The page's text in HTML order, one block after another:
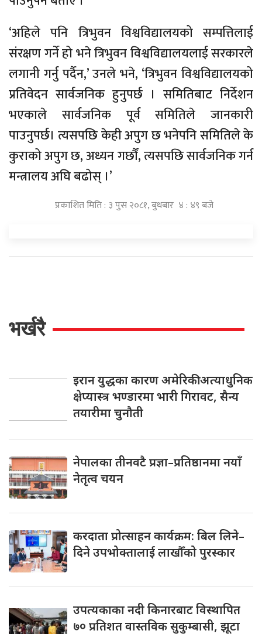
‘अहिले पनि त्रिभुवन विश्वविद्यालयको सम्पत्तिलाई
संरक्षण गर्ने हो भने त्रिभुवन विश्वविद्यालयलाई सरकारले
लगानी गर्नु पर्दैन,’ उनले भने, ‘त्रिभुवन विश्वविद्यालयको
प्रतिवेदन सार्वजनिक हुनुपर्छ । समितिबाट निर्देशन
भएकाले सार्वजनिक पूर्व समितिले जानकारी
पाउनुपर्छ। त्यसपछि केही अपुग छ भनेपनि समितिले के
कुराको अपुग छ, अध्यन गर्छौं, त्यसपछि सार्वजनिक गर्न
मन्त्रालय अघि बढोस् ।’
प्रकाशित मिति : ३ पुस २०८१, बुधबार ४ : ४९ बजे
भर्खरै
इरान युद्धका कारण अमेरिकी अत्याधुनिक
क्षेप्यास्त्र भण्डारमा भारी गिरावट, सैन्य
तयारीमा चुनौती
नेपालका तीनवटै प्रज्ञा–प्रतिष्ठानमा नयाँ
नेतृत्व चयन
करदाता प्रोत्साहन कार्यक्रम: बिल लिने–
दिने उपभोक्तालाई लाखौँको पुरस्कार
उपत्यकाका नदी किनारबाट विस्थापित
७० प्रतिशत वास्तविक सुकुम्बासी, झूटा